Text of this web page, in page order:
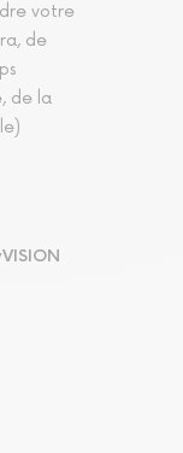
votre
de
de la